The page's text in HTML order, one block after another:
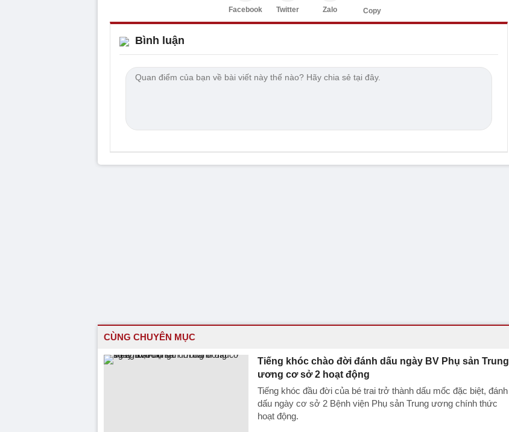
Facebook Twitter Zalo Copy
Bình luận
CÙNG CHUYÊN MỤC
Tiếng khóc chào đời đánh dấu ngày BV Phụ sản Trung
ương cơ sở 2 hoạt động
Tiếng khóc đầu đời của bé trai trở thành dấu mốc đặc biệt, đánh
dấu ngày cơ sở 2 Bệnh viện Phụ sản Trung ương chính thức
hoạt động.